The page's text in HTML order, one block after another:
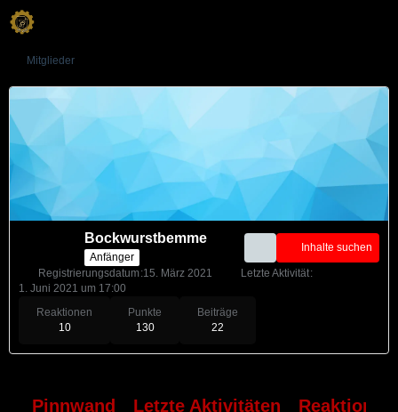
Mitglieder
Bockwurstbemme
Anfänger
Reaktionen
10
Punkte
130
Beiträge
22
Inhalte suchen
Registrierungsdatum 15. März 2021
Letzte Aktivität
1. Juni 2021 um 17:00
Pinnwand Letzte Aktivitäten Reaktionen